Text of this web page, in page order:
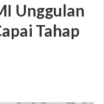
Unggulan
Tahap